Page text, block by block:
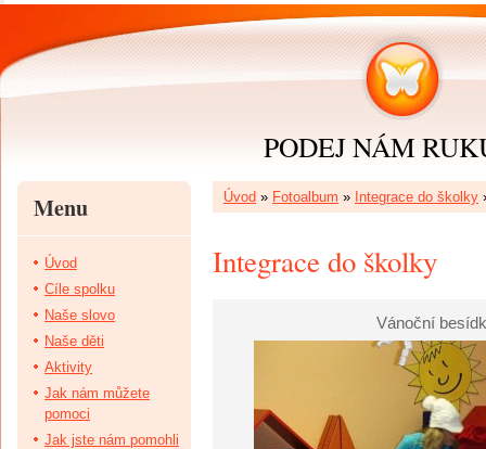
PODEJ NÁM
Úvod » Fotoalbum » Integrace do školky
Integrace do školky
Vánoční
Menu
Úvod
Cíle spolku
Naše slovo
Naše děti
Aktivity
Jak nám můžete
pomoci
Jak jste nám pomohli